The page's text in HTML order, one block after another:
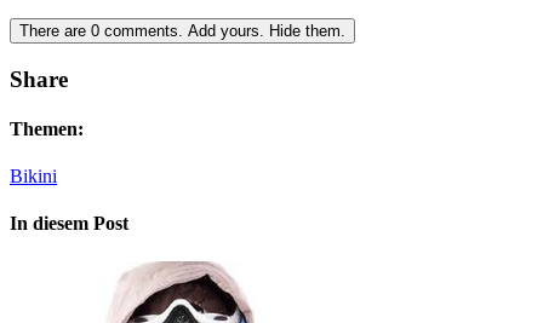
There are 0 comments. Add yours. Hide them.
Share
Themen:
Bikini
In diesem Post